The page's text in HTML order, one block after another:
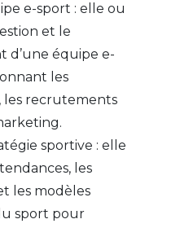
e-sport : elle ou
et le
d’une équipe e-
les
les recrutements
sportive : elle
les
les modèles
sport pour